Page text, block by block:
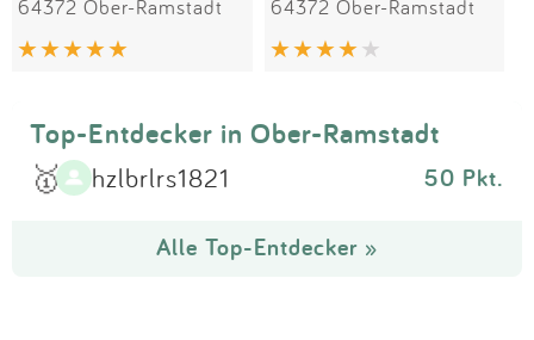
64372 Ober-Ramstadt 64372 Ober-Ramstadt
Top-Entdecker in Ober-Ramstadt
🥇 hzlbrlrs1821 50 Pkt.
Alle Top-Entdecker »